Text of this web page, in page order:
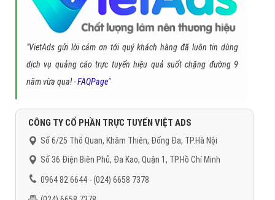
"VietAds gửi lời cảm ơn tới quý khách hàng đã luôn tin dùng
dịch vụ quảng cáo trực tuyến hiệu quả suốt chặng đường 9
năm vừa qua! -FAQPage"
CÔNG TY CỔ PHẦN TRỰC TUYẾN VIỆT ADS
Số 6/25 Thổ Quan, Khâm Thiên, Đống Đa, TP.Hà Nội
Số 36 Điện Biên Phủ, Đa Kao, Quận 1, TP.Hồ Chí Minh
0964 82 6644 - (024) 6658 7378